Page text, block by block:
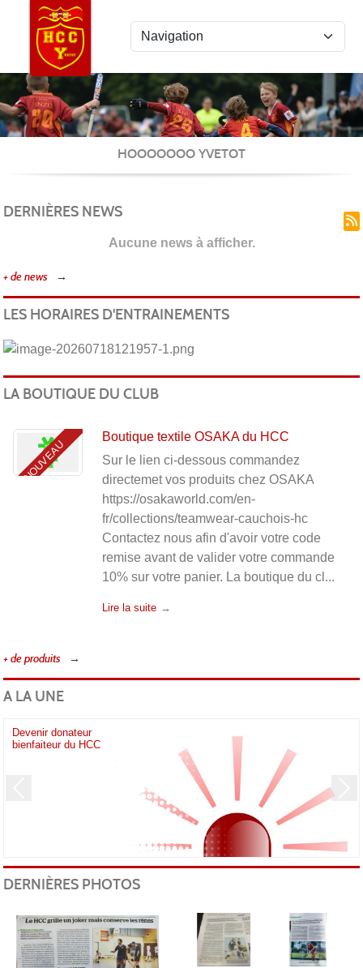
HOOOOOOO YVETOT
DERNIÈRES NEWS
Aucune news à afficher.
+ de news
LES HORAIRES D'ENTRAINEMENTS
LA BOUTIQUE DU CLUB
NOUVEAU
Boutique textile OSAKA du HCC
Sur le lien ci-dessous commandez
directemet vos produits chez OSAKA
https://osakaworld.com/en-
fr/collections/teamwear-cauchois-hc
Contactez nous afin d'avoir votre code
remise avant de valider votre commande
10% sur votre panier. La boutique du cl...
Lire la suite
+ de produits
A LA UNE
Devenir donateur
bienfaiteur du HCC
DERNIÈRES PHOTOS
Panneau de gestion des cookies